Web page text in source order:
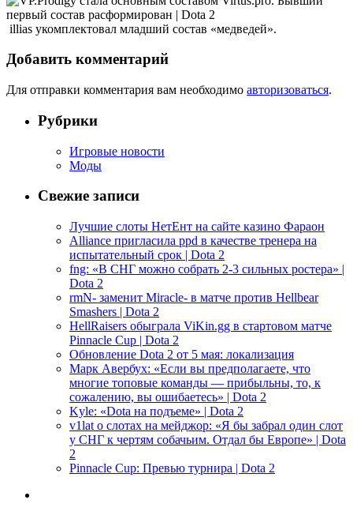
illias укомплектовал младший состав «медведей».
Добавить комментарий
Для отправки комментария вам необходимо авторизоваться.
Рубрики
Игровые новости
Моды
Свежие записи
Лучшие слоты НетЕнт на сайте казино Фараон
Alliance пригласила ppd в качестве тренера на
испытательный срок | Dota 2
fng: «В СНГ можно собрать 2-3 сильных ростера» |
Dota 2
rmN- заменит Miracle- в матче против Hellbear
Smashers | Dota 2
HellRaisers обыграла ViKin.gg в стартовом матче
Pinnacle Cup | Dota 2
Обновление Dota 2 от 5 мая: локализация
Марк Авербух: «Если вы предполагаете, что
многие топовые команды — прибыльны, то, к
сожалению, вы ошибаетесь» | Dota 2
Kyle: «Dota на подъеме» | Dota 2
v1lat о слотах на мейджор: «Я бы забрал один слот
у СНГ к чертям собачьим. Отдал бы Европе» | Dota
2
Pinnacle Cup: Превью турнира | Dota 2